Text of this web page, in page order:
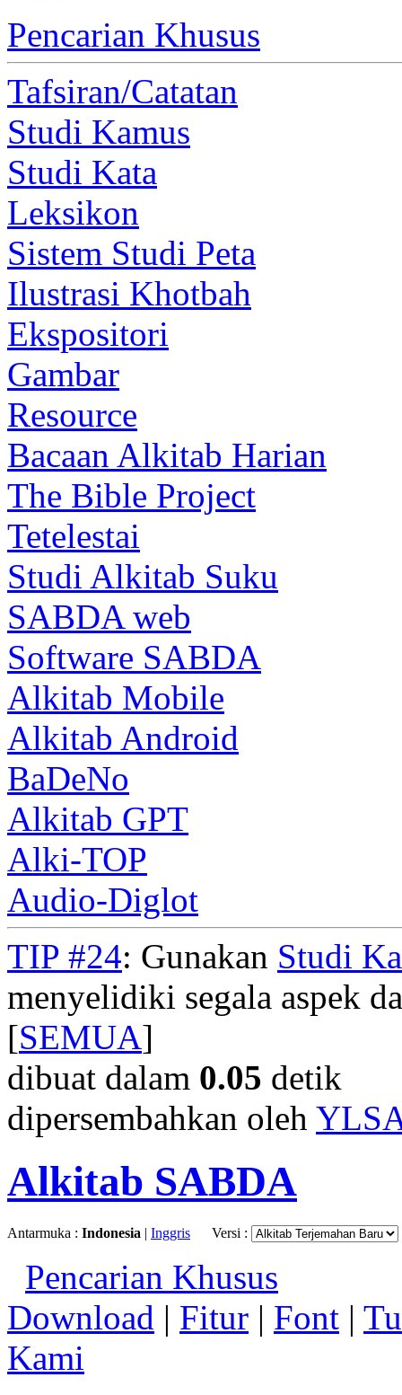
Pencarian Khusus
Tafsiran/Catatan
Studi Kamus
Studi Kata
Leksikon
Sistem Studi Peta
Ilustrasi Khotbah
Ekspositori
Gambar
Resource
Bacaan Alkitab Harian
The Bible Project
Tetelestai
Studi Alkitab Suku
SABDA web
Software SABDA
Alkitab Mobile
Alkitab Android
BaDeNo
Alkitab GPT
Alki-TOP
Audio-Diglot
TIP #24: Gunakan Studi
menyelidiki segala aspek
[SEMUA]
dibuat dalam 0.05 detik
dipersembahkan oleh
Alkitab SABDA
Antarmuka : Indonesia | Inggris Versi :
Pencarian Khusus
Download | Fitur | Font |
Kami